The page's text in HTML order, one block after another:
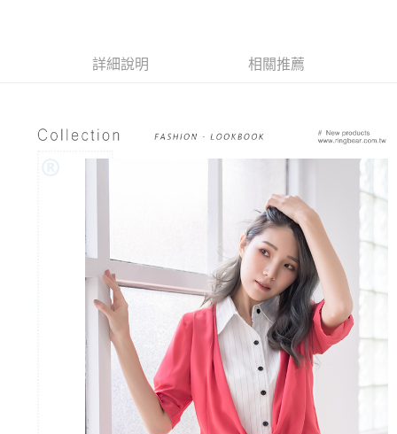
易，需依本服務之必要範圍內提供個人資料，並將交易相關給付款項請求債
權轉讓予恩沛科技股份有限公司。
「AFTEE先享後付」，若未經同意申辦者引起之損失，本公司不負相關責
５．嚴禁一人註冊多個帳號或使用他人資訊註冊。若發現惡意使用之情形，
恩沛科技股份有限公司將有權停止該用戶之使用額度並採取法律行動。
詳細說明 相關推薦